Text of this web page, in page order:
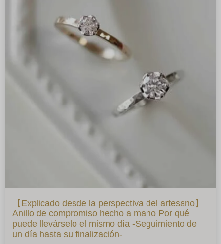
【Explicado desde la perspectiva del artesano】
Anillo de compromiso hecho a mano Por qué
puede llevárselo el mismo día -Seguimiento de
un día hasta su finalización-